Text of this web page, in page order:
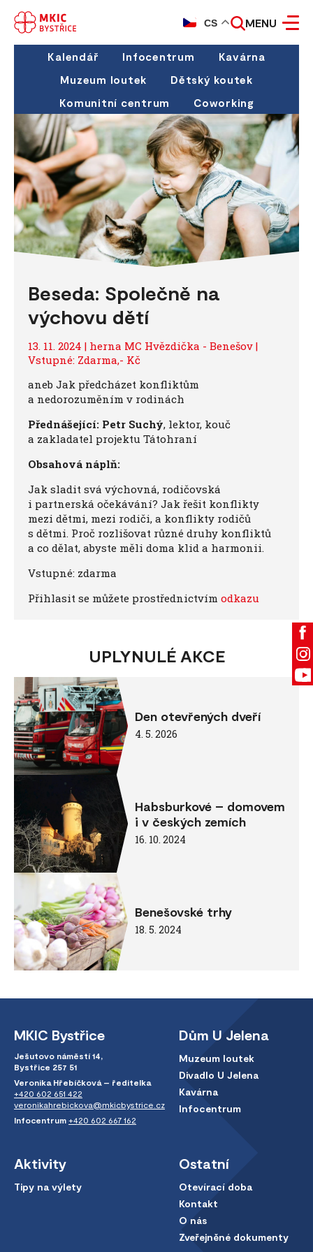
CS MENU
Kalendář Infocentrum
Kavárna
Muzeum loutek
Dětský koutek
Komunitní centrum
Coworking
Beseda: Společně na
výchovu dětí
13. 11. 2024 | herna MC Hvězdička - Benešov |
Vstupné: Zdarma,- Kč
aneb Jak předcházet konfliktům
a nedorozuměním v rodinách
Přednášející: Petr Suchý, lektor, kouč
a zakladatel projektu Tátohraní
Obsahová náplň:
Jak sladit svá výchovná, rodičovská
i partnerská očekávání? Jak řešit konflikty
mezi dětmi, mezi rodiči, a konflikty rodičů
s dětmi. Proč rozlišovat různé druhy konfliktů
a co dělat, abyste měli doma klid a harmonii.
Vstupné: zdarma
Přihlasit se můžete prostřednictvím odkazu
UPLYNULÉ AKCE
Den otevřených dveří
4. 5. 2026
Habsburkové – domovem
i v českých zemích
16. 10. 2024
Benešovské trhy
18. 5. 2024
MKIC Bystřice
Ješutovo náměstí 14,
Bystřice 257 51
Veronika Hřebíčková – ředitelka
+420 602 651 422
veronikahrebickova@mkicbystrice.cz
Infocentrum +420 602 667 162
Dům U Jelena
Muzeum loutek
Divadlo U Jelena
Kavárna
Infocentrum
Aktivity
Tipy na výlety
Ostatní
Otevírací doba
Kontakt
O nás
Zveřejněné dokumenty